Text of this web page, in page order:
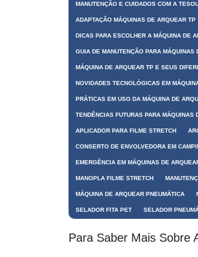
MANUTENÇÃO E CUIDADOS COM A
ADAPTAÇÃO MÁQUINAS DE ARQUEAR TP
DICAS PARA ESCOLHER A MÁQUINA DE
GUIA DE MANUTENÇÃO PARA MÁQUINAS
MÁQUINA DE ARQUEAR TP E SEUS
NOVIDADES TECNOLÓGICAS EM
PRÁTICAS EM USO DA MÁQUINA DE
TENDÊNCIAS FUTURAS PARA MÁQUINAS
APLICADOR PARA FILME STRETCH
CONSERTO DE ENVOLVEDORA EM
EMERGÊNCIA EM MÁQUINAS DE
MANOPLA FILME STRETCH
MÁQUINA DE ARQUEAR PNEUMÁTICA
SELADOR FITA PET SELADOR
Para Saber Mais Sobre